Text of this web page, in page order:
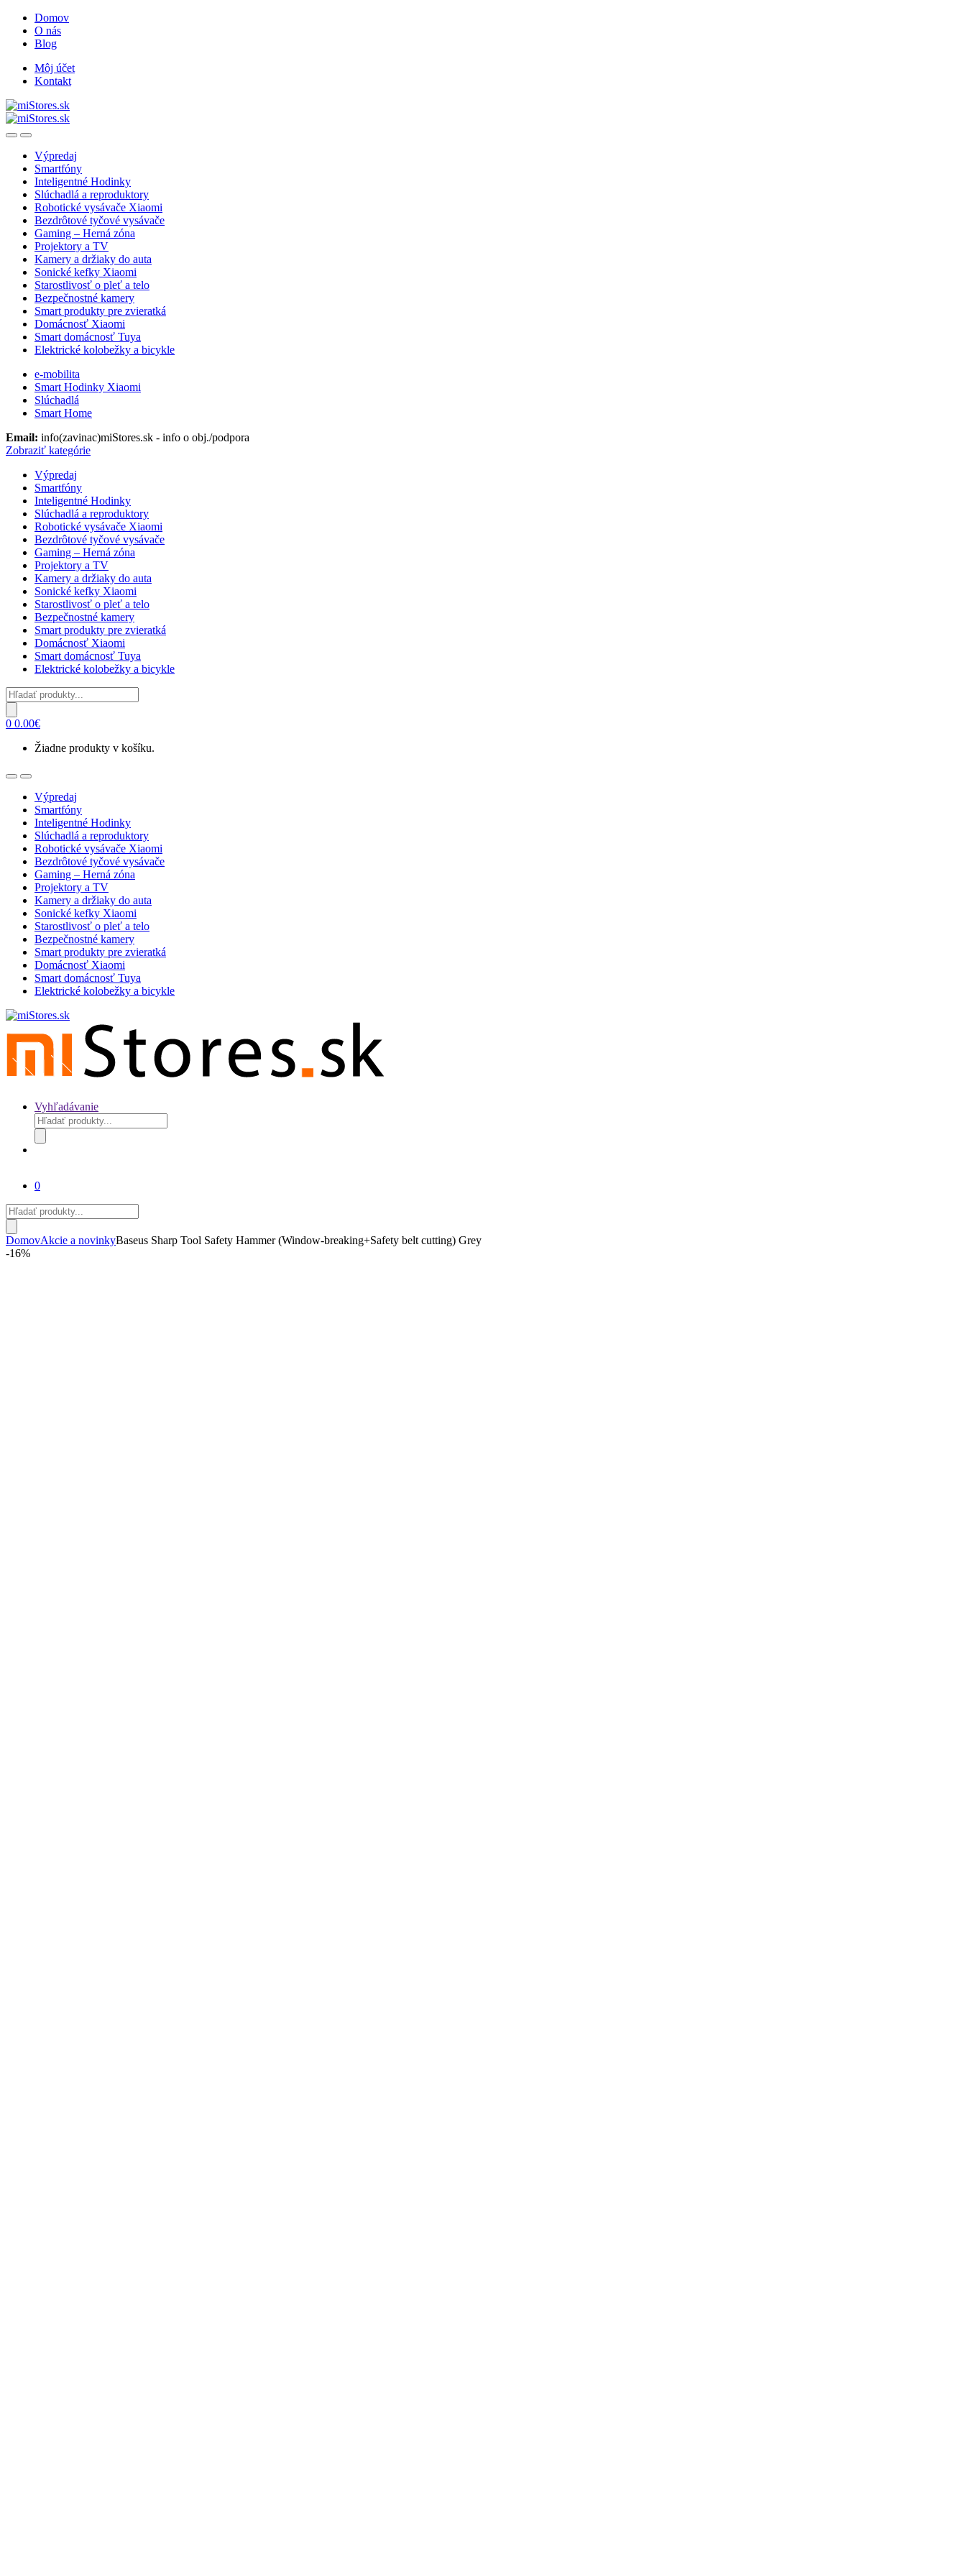
Skip
navigation
Skip
content
Domov
O nás
Blog
Môj účet
Kontakt
OpenClose
Výpredaj
Smartfóny
Inteligentné Hodinky
Slúchadlá a reproduktory
Robotické vysávače Xiaomi
Bezdrôtové tyčové vysávače
Gaming – Herná zóna
Projektory a TV
Kamery a držiaky do auta
Sonické kefky Xiaomi
Starostlivosť o pleť a telo
Bezpečnostné kamery
Smart produkty pre zvieratká
Domácnosť Xiaomi
Smart domácnosť Tuya
Elektrické kolobežky a bicykle
e-mobilita
Smart Hodinky Xiaomi
Slúchadlá
Smart Home
Email: info(zavinac)miStores.sk - info o obj./podpora
Zobraziť kategórie
Výpredaj
Smartfóny
Inteligentné Hodinky
Slúchadlá a reproduktory
Robotické vysávače Xiaomi
Bezdrôtové tyčové vysávače
Gaming – Herná zóna
Projektory a TV
Kamery a držiaky do auta
Sonické kefky Xiaomi
Starostlivosť o pleť a telo
Bezpečnostné kamery
Smart produkty pre zvieratká
Domácnosť Xiaomi
Smart domácnosť Tuya
Elektrické kolobežky a bicykle
Products
search
0 0.00€
Žiadne produkty v košíku.
OpenClose
Výpredaj
Smartfóny
Inteligentné Hodinky
Slúchadlá a reproduktory
Robotické vysávače Xiaomi
Bezdrôtové tyčové vysávače
Gaming – Herná zóna
Projektory a TV
Kamery a držiaky do auta
Sonické kefky Xiaomi
Starostlivosť o pleť a telo
Bezpečnostné kamery
Smart produkty pre zvieratká
Domácnosť Xiaomi
Smart domácnosť Tuya
Elektrické kolobežky a bicykle
Vyhľadávanie
Products
search
0
Products
search
DomovAkcie a novinkyBaseus Sharp Tool Safety Hammer (Window-breaking+Safety belt cutting) Grey
-16%